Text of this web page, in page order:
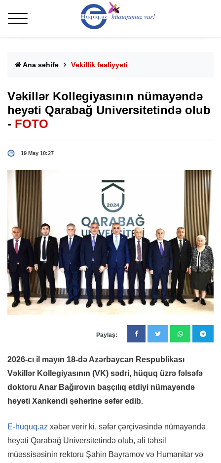
Ana səhifə Vəkillik fəaliyyəti
Vəkillər Kollegiyasının nümayəndə
heyəti Qarabağ Universitetində olub
- FOTO
19 May 10:27
Paylaş:
2026-cı il mayın 18-də Azərbaycan Respublikası
Vəkillər Kollegiyasının (VK) sədri, hüquq üzrə fəlsəfə
doktoru Anar Bağırovın başçılıq etdiyi nümayəndə
heyəti Xankəndi şəhərinə səfər edib.
E-huquq.az xəbər verir ki, səfər çərçivəsində nümayəndə
heyəti Qarabağ Universitetində olub, ali təhsil
müəssisəsinin rektoru Şahin Bayramov və Humanitar və